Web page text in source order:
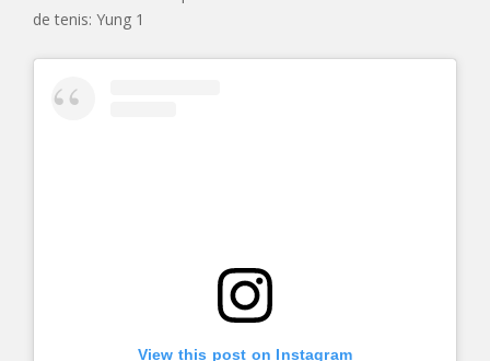
de tenis: Yung 1
View this post on Instagram